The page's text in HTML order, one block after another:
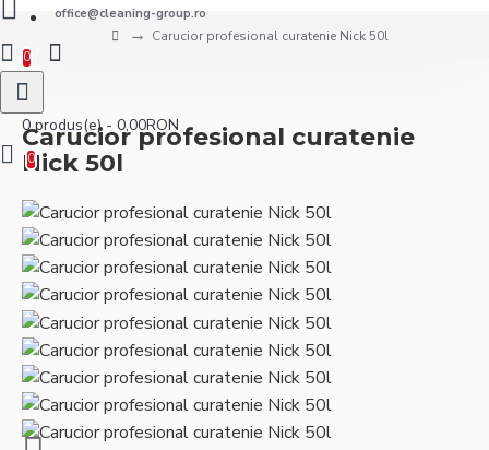
office@cleaning-group.ro
0
0 produs(e) - 0,00RON
0
Carucior profesional curatenie Nick 50l
Carucior profesional curatenie
Nick 50l